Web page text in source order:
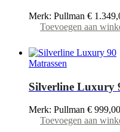
Merk: Pullman €
Toevoegen aan
Matrassen
Silverline Luxury
Merk: Pullman € 999,00
Toevoegen aan